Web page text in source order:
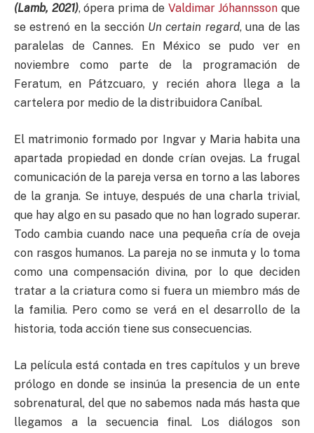
(Lamb, 2021), ópera prima de Valdimar Jóhannsson que
se estrenó en la sección Un certain regard, una de las
paralelas de Cannes. En México se pudo ver en
noviembre como parte de la programación de
Feratum, en Pátzcuaro, y recién ahora llega a la
cartelera por medio de la distribuidora Caníbal.
El matrimonio formado por Ingvar y Maria habita una
apartada propiedad en donde crían ovejas. La frugal
comunicación de la pareja versa en torno a las labores
de la granja. Se intuye, después de una charla trivial,
que hay algo en su pasado que no han logrado superar.
Todo cambia cuando nace una pequeña cría de oveja
con rasgos humanos. La pareja no se inmuta y lo toma
como una compensación divina, por lo que deciden
tratar a la criatura como si fuera un miembro más de
la familia. Pero como se verá en el desarrollo de la
historia, toda acción tiene sus consecuencias.
La película está contada en tres capítulos y un breve
prólogo en donde se insinúa la presencia de un ente
sobrenatural, del que no sabemos nada más hasta que
llegamos a la secuencia final. Los diálogos son